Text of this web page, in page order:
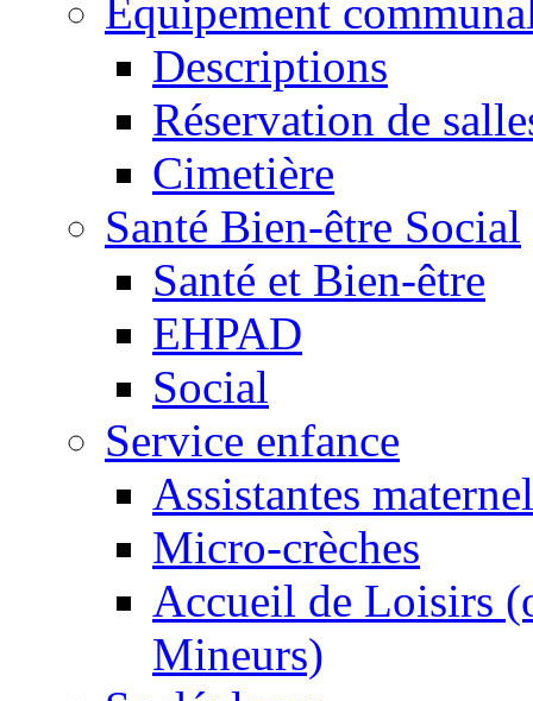
Equipement
Descriptions
Réservation de
Cimetière
Santé Bien-être Social
Santé et Bien-être
EHPAD
Social
Service enfance
Assistantes
Micro-crèches
Accueil de Loisirs
Mineurs)